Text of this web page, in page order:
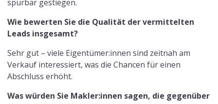
spürbar gestiegen.
Wie bewerten Sie die Qualität der vermittelten
Leads insgesamt?
Sehr gut – viele Eigentümer:innen sind zeitnah am
Verkauf interessiert, was die Chancen für einen
Abschluss erhöht.
Was würden Sie Makler:innen sagen, die gegenüber